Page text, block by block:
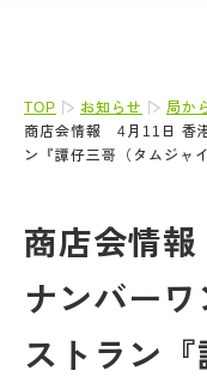
TOP お知らせ
局か
商店会情報 4月11日 香
ン『譚仔三哥（タムジャ
商店会情
ナンバー
ストラン『